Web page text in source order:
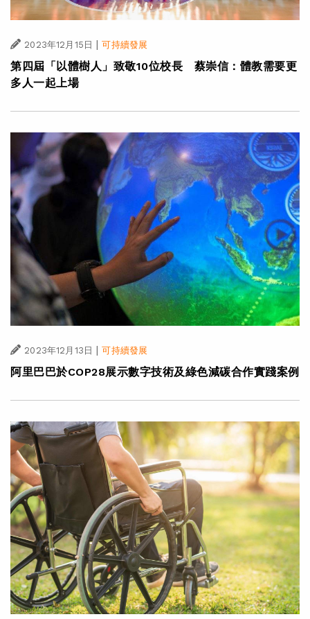
2023年12月15日 | 可持續發展
第四屆「以體樹人」致敬10位校長 蔡崇信：體教需要更
多人一起上場
2023年12月13日 | 可持續發展
阿里巴巴於COP28展示數字技術及綠色減碳合作實踐案例